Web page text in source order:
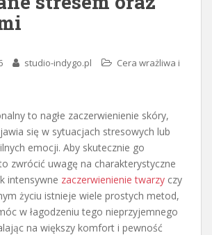
studio-indygo.pl
Cera wrażliwa i
to nagłe zaczerwienienie skóry,
się w sytuacjach stresowych lub
emocji. Aby skutecznie go
zwrócić uwagę na charakterystyczne
intensywne zaczerwienienie twarzy czy
życiu istnieje wiele prostych metod,
w łagodzeniu tego nieprzyjemnego
na większy komfort i pewność